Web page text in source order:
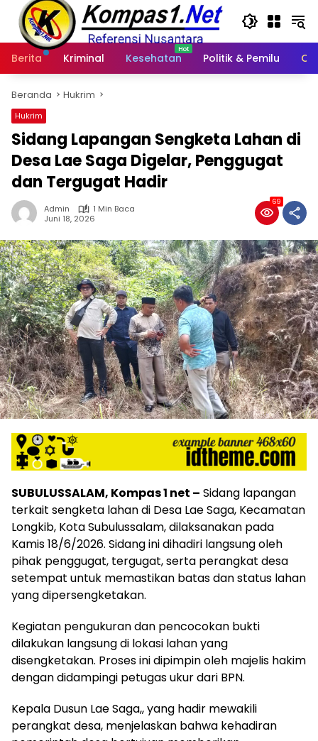
Langsung
konten
Berita
Kriminal Kesehatan Politik & Pemilu
Beranda Hukrim
Hukrim
Sidang Lapangan Sengketa Lahan di
Desa Lae Saga Digelar, Penggugat
dan Tergugat Hadir
Admin
1 Min Baca
Juni 18, 2026
69
SUBULUSSALAM, Kompas 1 net – Sidang lapangan
terkait sengketa lahan di Desa Lae Saga, Kecamatan
Longkib, Kota Subulussalam, dilaksanakan pada
Kamis 18/6/2026. Sidang ini dihadiri langsung oleh
pihak penggugat, tergugat, serta perangkat desa
setempat untuk memastikan batas dan status lahan
yang dipersengketakan.
Kegiatan pengukuran dan pencocokan bukti
dilakukan langsung di lokasi lahan yang
disengketakan. Proses ini dipimpin oleh majelis hakim
dengan didampingi petugas ukur dari BPN.
Kepala Dusun Lae Saga,, yang hadir mewakili
perangkat desa, menjelaskan bahwa kehadiran